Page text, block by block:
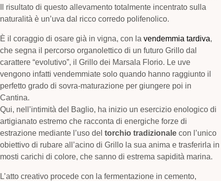
Il risultato di questo allevamento totalmente incentrato sulla
naturalità è un’uva dal ricco corredo polifenolico.
È il coraggio di osare già in vigna, con la vendemmia tardiva,
che segna il percorso organolettico di un futuro Grillo dal
carattere “evolutivo”, il Grillo dei Marsala Florio. Le uve
vengono infatti vendemmiate solo quando hanno raggiunto il
perfetto grado di sovra-maturazione per giungere poi in
Cantina.
Qui, nell’intimità del Baglio, ha inizio un esercizio enologico di
artigianato estremo che racconta di energiche forze di
estrazione mediante l’uso del torchio tradizionale con l’unico
obiettivo di rubare all’acino di Grillo la sua anima e trasferirla in
mosti carichi di colore, che sanno di estrema sapidità marina.
L’atto creativo procede con la fermentazione in cemento,